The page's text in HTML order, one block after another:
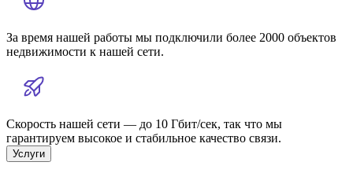
За время нашей работы мы подключили более 2000 объектов
недвижимости к нашей сети.
Скорость нашей сети — до 10 Гбит/сек, так что мы
гарантируем высокое и стабильное качество связи.
Услуги